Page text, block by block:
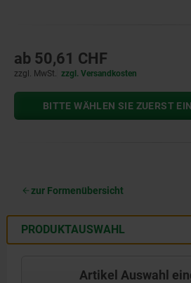
ab 50,61 CHF
zzgl. MwSt. zzgl. Versandkosten
BITTE WÄHLEN SIE ZUERST
zur Formenübersicht
PRODUKTAUSWAHL
Artikel Auswahl